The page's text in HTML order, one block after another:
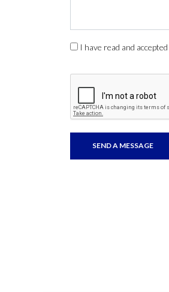
I have read and accepted